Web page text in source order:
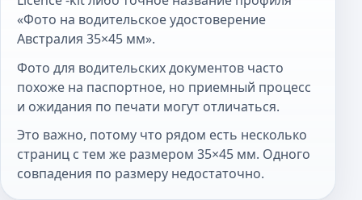
«Фото на водительское удостоверение
Австралия 35×45 мм».
Фото для водительских документов часто
похоже на паспортное, но приемный процесс
и ожидания по печати могут отличаться.
Это важно, потому что рядом есть несколько
страниц с тем же размером 35×45 мм. Одного
совпадения по размеру недостаточно.